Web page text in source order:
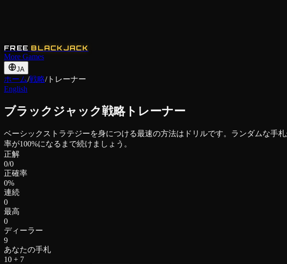
FREE BLACKJACK
More Games
JA
ホーム/戦略/トレーナー
English
ブラックジャック戦略トレーナー
ベーシックストラテジーを身につける最速の方法はドリルです。ランダムな
率が100%になるまで続けましょう。
正解
0/0
正確率
0%
連続
0
最高
0
ディーラー
9
あなたの手札
10 + 7